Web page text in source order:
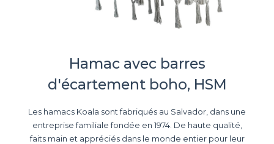
Hamac avec barres
d'écartement boho, HSM
Les hamacs Koala sont fabriqués au Salvador, dans une
entreprise familiale fondée en 1974. De haute qualité,
faits main et appréciés dans le monde entier pour leur